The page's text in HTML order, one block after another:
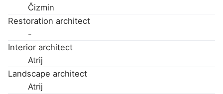
Čizmin
Restoration architect
-
Interior architect
Atrij
Landscape architect
Atrij